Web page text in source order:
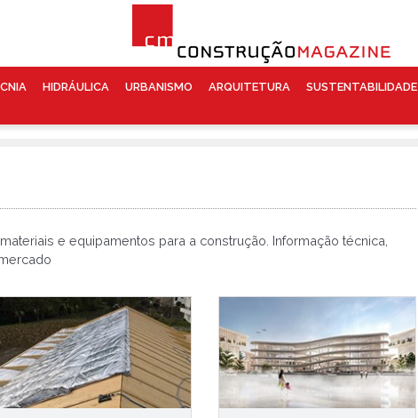
HIDRÁULICA URBANISMO ARQUITETURA
SUSTENTABILIDADE
e equipamentos para a construção. Informação técnica,